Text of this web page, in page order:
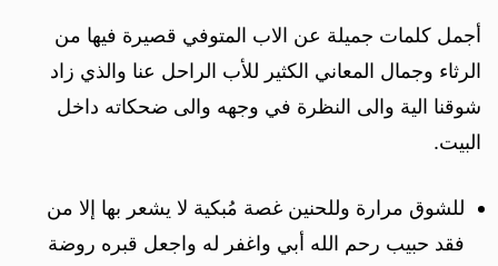
أجمل كلمات جميلة عن الاب المتوفي قصيرة فيها من
الرثاء وجمال المعاني الكثير للأب الراحل عنا والذي زاد
شوقنا الية والى النظرة في وجهه والى ضحكاته داخل
البيت.
للشوق مرارة وللحنين غصة مُبكية لا يشعر بها إلا من
فقد حبيب رحم الله أبي واغفر له واجعل قبره روضة